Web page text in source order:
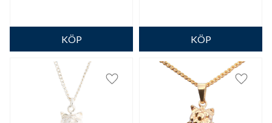
Lägg till i favoriter Lägg